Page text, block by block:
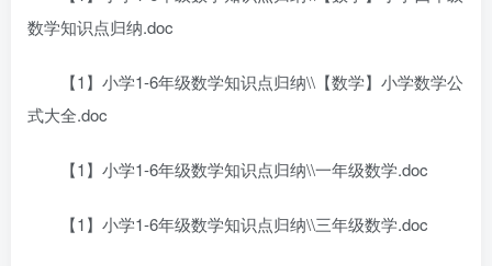
数学知识点归纳.doc
【1】小学1-6年级数学知识点归纳\\【数学】小学数学公
式大全.doc
【1】小学1-6年级数学知识点归纳\\一年级数学.doc
【1】小学1-6年级数学知识点归纳\\三年级数学.doc